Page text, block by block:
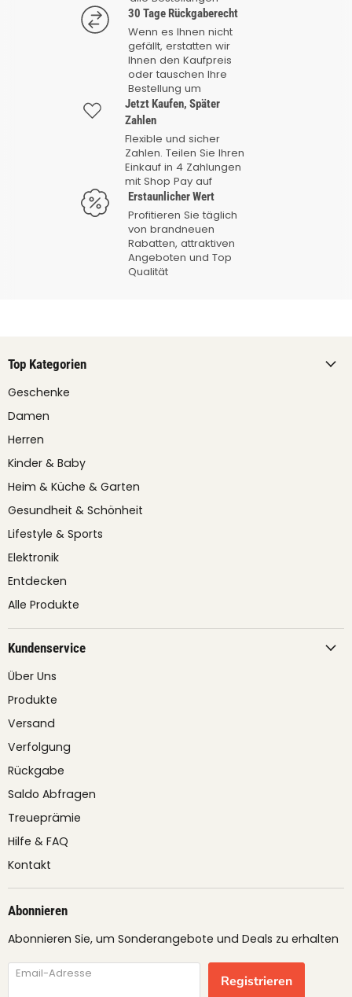
30 Tage Rückgaberecht
Wenn es Ihnen nicht
gefällt, erstatten wir
Ihnen den Kaufpreis
oder tauschen Ihre
Bestellung um
Jetzt Kaufen, Später
Zahlen
Flexible und sicher
Zahlen. Teilen Sie Ihren
Einkauf in 4 Zahlungen
mit Shop Pay auf
Erstaunlicher Wert
Profitieren Sie täglich
von brandneuen
Rabatten, attraktiven
Angeboten und Top
Qualität
Top Kategorien
Geschenke
Damen
Herren
Kinder & Baby
Heim & Küche & Garten
Gesundheit & Schönheit
Lifestyle & Sports
Elektronik
Entdecken
Alle Produkte
Kundenservice
Über Uns
Produkte
Versand
Verfolgung
Rückgabe
Saldo Abfragen
Treueprämie
Hilfe & FAQ
Kontakt
Abonnieren
Abonnieren Sie, um Sonderangebote und Deals zu erhalten
Email-Adresse Registrieren